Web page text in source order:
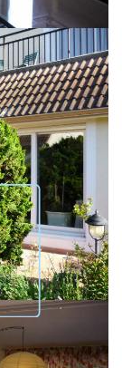
Nbx rangements.
vue sur Paris.